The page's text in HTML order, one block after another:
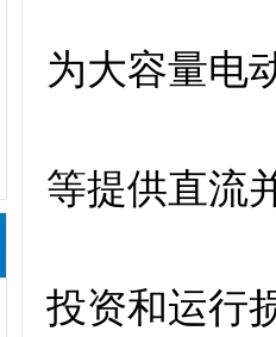
为大容量电
等提供直流
投资和运行